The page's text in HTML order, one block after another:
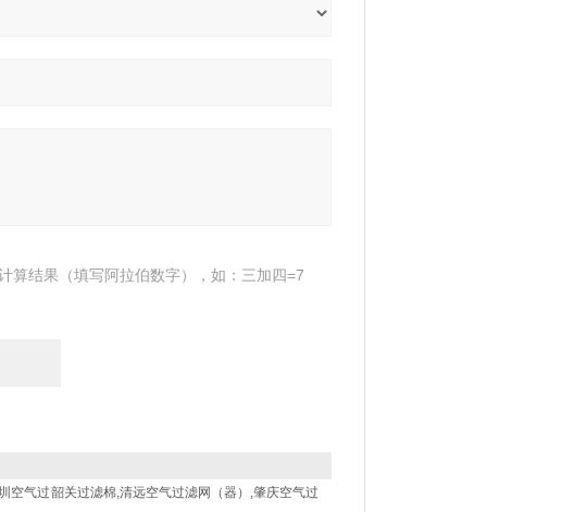
算结果（填写阿拉伯数字），如：三加四=7
空气过韶关过滤棉,清远空气过滤网（器）,肇庆空气过